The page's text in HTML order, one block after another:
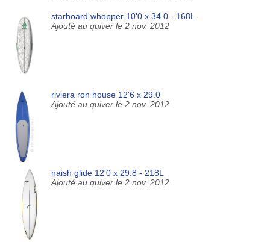
starboard whopper 10'0 x 34.0 - 168L
Ajouté au quiver le 2 nov. 2012
riviera ron house 12'6 x 29.0
Ajouté au quiver le 2 nov. 2012
naish glide 12'0 x 29.8 - 218L
Ajouté au quiver le 2 nov. 2012